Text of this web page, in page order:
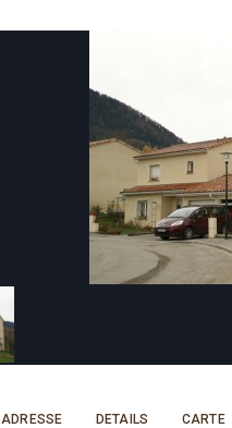
ADRESSE DETAILS CARTE